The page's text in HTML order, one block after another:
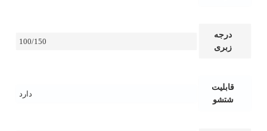
درجه
زبری
100/150
قابلیت
شتشو
دارد